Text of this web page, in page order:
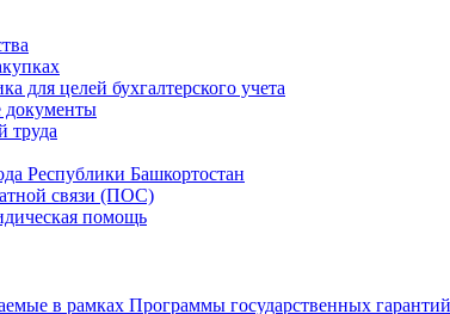
для целей бухгалтерского учета
документы
труда
Республики Башкортостан
связи (ПОС)
помощь
в рамках Программы государственных